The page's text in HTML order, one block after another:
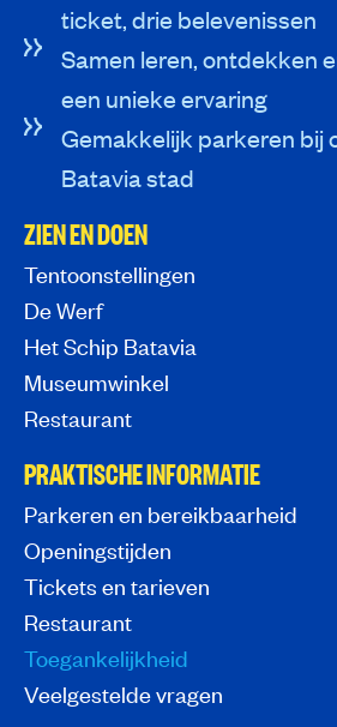
ticket, drie belevenissen
Samen leren, ontdekken
een unieke ervaring
Gemakkelijk parkeren bij
Batavia stad
ZIEN EN DOEN
Tentoonstellingen
De Werf
Het Schip Batavia
Museumwinkel
Restaurant
PRAKTISCHE INFORMATIE
Parkeren en bereikbaarheid
Openingstijden
Tickets en tarieven
Restaurant
Toegankelijkheid
Veelgestelde vragen